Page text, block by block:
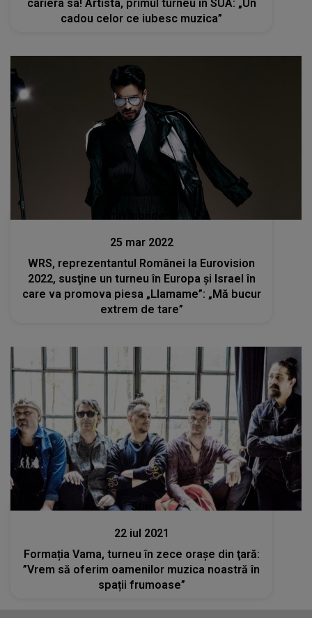
cariera sa! Artista, primul turneu în SUA: „Un
cadou celor ce iubesc muzica”
25 mar 2022
WRS, reprezentantul Românei la Eurovision
2022, susţine un turneu în Europa şi Israel în
care va promova piesa „Llamame”: „Mă bucur
extrem de tare”
Stiri
22 iul 2021
Formația Vama, turneu în zece oraşe din ţară:
”Vrem să oferim oamenilor muzica noastră în
spații frumoase”